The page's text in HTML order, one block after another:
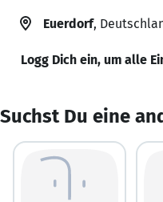
Euerdorf,
Logg Dich ein, um alle
Suchst Du eine